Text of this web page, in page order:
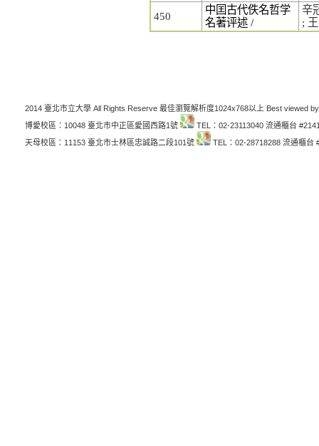
450
中囯古代佚名哲学
名著评述 /
辛
;
2014 臺北市立大學 All Rights Reserve 最佳瀏覽解析度1024x768以上 Best viewed
博愛校區：10048 臺北市中正區愛國西路1號
TEL：02-23113040 流通櫃台
天母校區：11153 臺北市士林區忠誠路二段101號
TEL：02-28718288 流通櫃台